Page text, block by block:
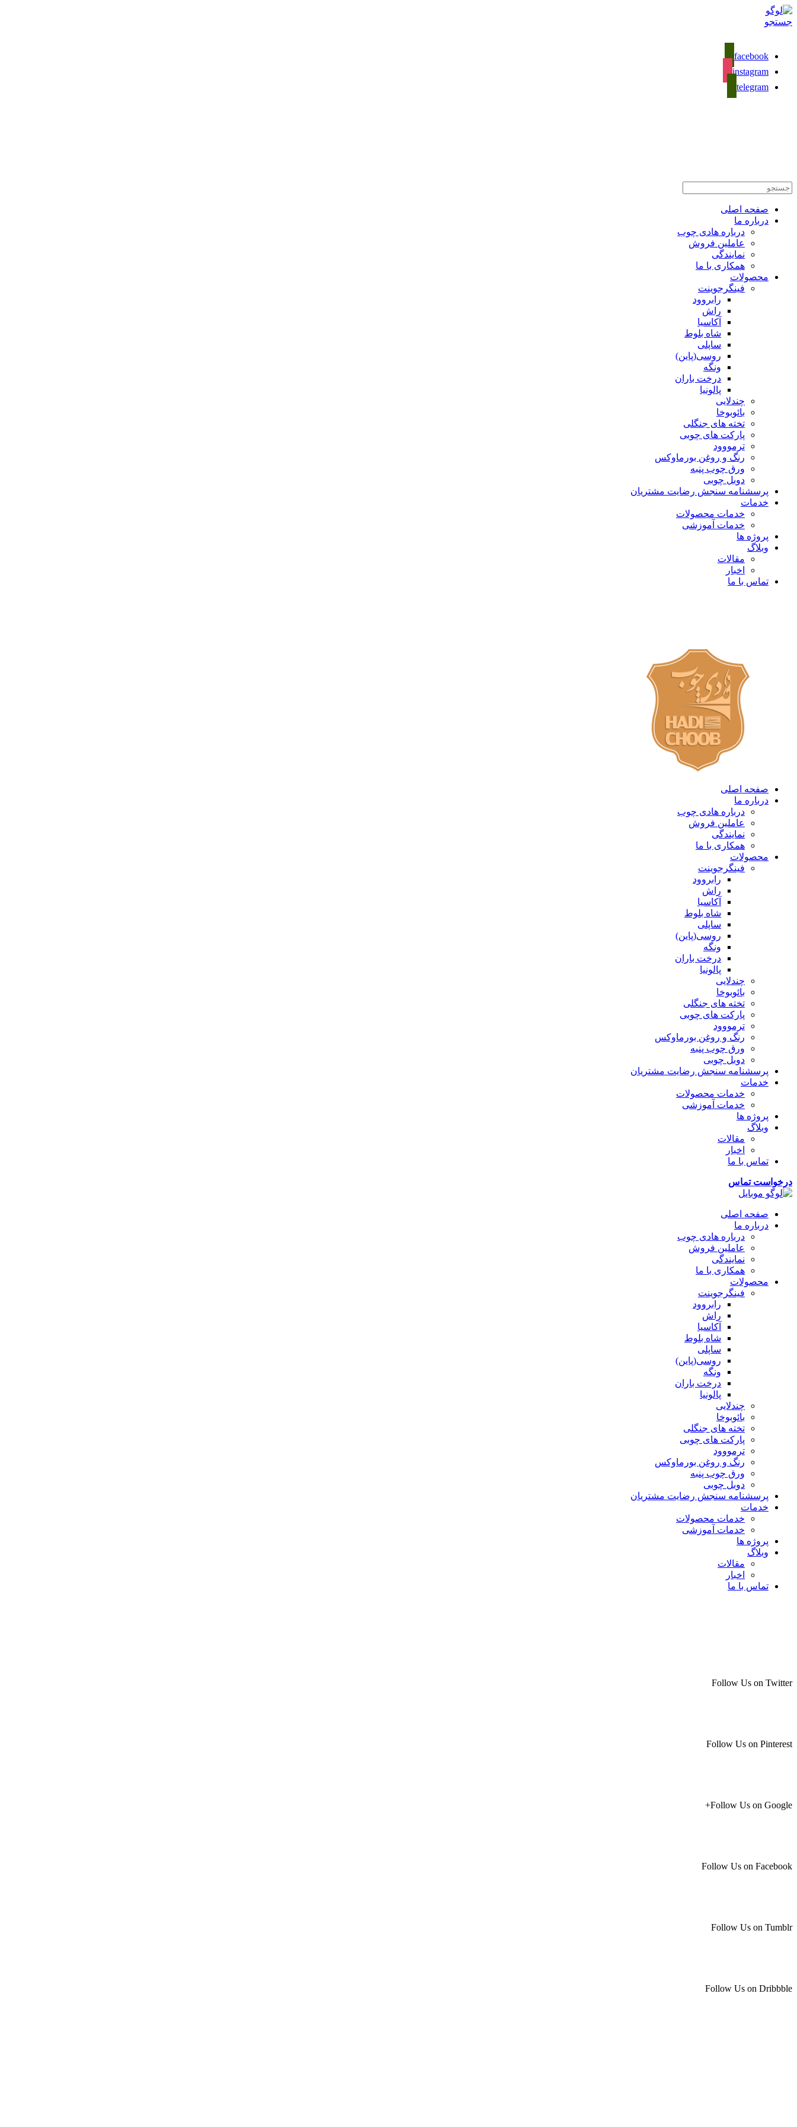
جستجو
facebook
instagram
telegram
صفحه اصلی
درباره ما
درباره هادی چوب
عاملین فروش
نمایندگی
همکاری با ما
محصولات
فینگرجوینت
رابروود
راش
آکاسیا
شاه بلوط
ساپلی
روسی(پاین)
ونگه
درخت باران
پالونیا
چندلایی
بائوبوخا
تخته های جنگلی
پارکت های چوبی
ترمووود
رنگ و روغن بورماوکس
ورق چوب پنبه
دوبل چوبی
پرسشنامه سنجش رضایت مشتریان
خدمات
خدمات محصولات
خدمات آموزشی
پروژه ها
وبلاگ
مقالات
اخبار
تماس با ما
صفحه اصلی
درباره ما
درباره هادی چوب
عاملین فروش
نمایندگی
همکاری با ما
محصولات
فینگرجوینت
رابروود
راش
آکاسیا
شاه بلوط
ساپلی
روسی(پاین)
ونگه
درخت باران
پالونیا
چندلایی
بائوبوخا
تخته های جنگلی
پارکت های چوبی
ترمووود
رنگ و روغن بورماوکس
ورق چوب پنبه
دوبل چوبی
پرسشنامه سنجش رضایت مشتریان
خدمات
خدمات محصولات
خدمات آموزشی
پروژه ها
وبلاگ
مقالات
اخبار
تماس با ما
درخواست تماس
صفحه اصلی
درباره ما
درباره هادی چوب
عاملین فروش
نمایندگی
همکاری با ما
محصولات
فینگرجوینت
رابروود
راش
آکاسیا
شاه بلوط
ساپلی
روسی(پاین)
ونگه
درخت باران
پالونیا
چندلایی
بائوبوخا
تخته های جنگلی
پارکت های چوبی
ترمووود
رنگ و روغن بورماوکس
ورق چوب پنبه
دوبل چوبی
پرسشنامه سنجش رضایت مشتریان
خدمات
خدمات محصولات
خدمات آموزشی
پروژه ها
وبلاگ
مقالات
اخبار
تماس با ما
Follow Us on Twitter
Follow Us on Pinterest
Follow Us on Google+
Follow Us on Facebook
Follow Us on Tumblr
Follow Us on Dribbble